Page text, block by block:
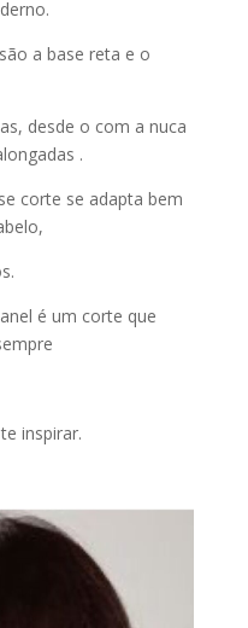
a base reta e o
desde o com a nuca
.
corte se adapta bem
é um corte que
inspirar.